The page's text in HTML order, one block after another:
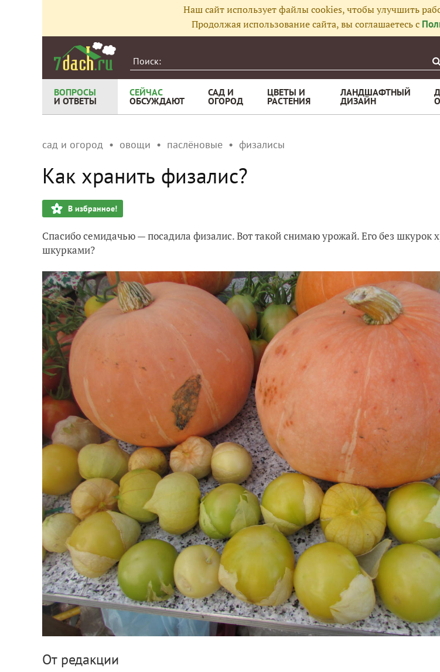
Наш сайт использует файлы cookies, чтобы улучшить
Продолжая использование сайта, вы соглашаетесь с
ВОПРОСЫ
И ОТВЕТЫ
СЕЙЧАС
ОБСУЖДАЮТ
САД И
ОГОРОД
ЦВЕТЫ И
РАСТЕНИЯ
ЛАНДШАФТНЫЙ
ДИЗАЙН
сад и огород овощи паслёновые физалисы
Как хранить физалис?
В избранное!
Спасибо семидачью — посадила физалис. Вот такой снимаю урожай. Его без шкурок
шкурками?
От редакции